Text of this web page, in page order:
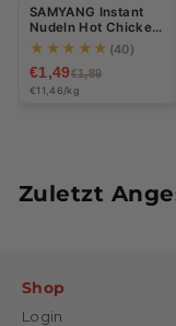
-21%
SAMYANG Instant
Nudeln Hot Chicken
Carbonara 130g
★★★★★ (40)
€1,49€1,89
€11,46/kg
Zuletzt
Shop
Login